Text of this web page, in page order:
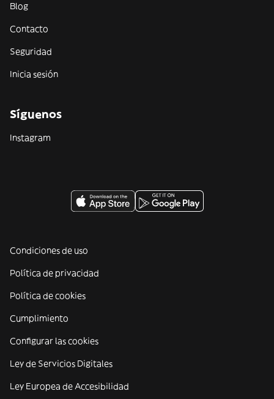
Blog
Contacto
Seguridad
Inicia sesión
Síguenos
Instagram
Condiciones de uso
Política de privacidad
Política de cookies
Cumplimiento
Configurar las cookies
Ley de Servicios Digitales
Ley Europea de Accesibilidad